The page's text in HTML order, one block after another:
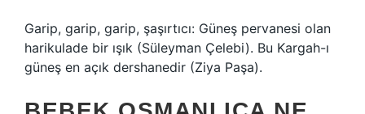
Garip, garip, garip, şaşırtıcı: Güneş pervanesi olan
harikulade bir ışık (Süleyman Çelebi). Bu Kargah-ı
güneş en açık dershanedir (Ziya Paşa).